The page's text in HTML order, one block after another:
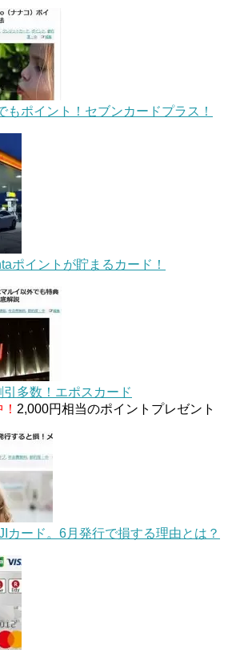
もポイント！セブンカードプラス！
ポイントが貯まるカード！
多数！エポスカード
2,000円相当のポイントプレゼント
カード。6月発行で損する理由とは？